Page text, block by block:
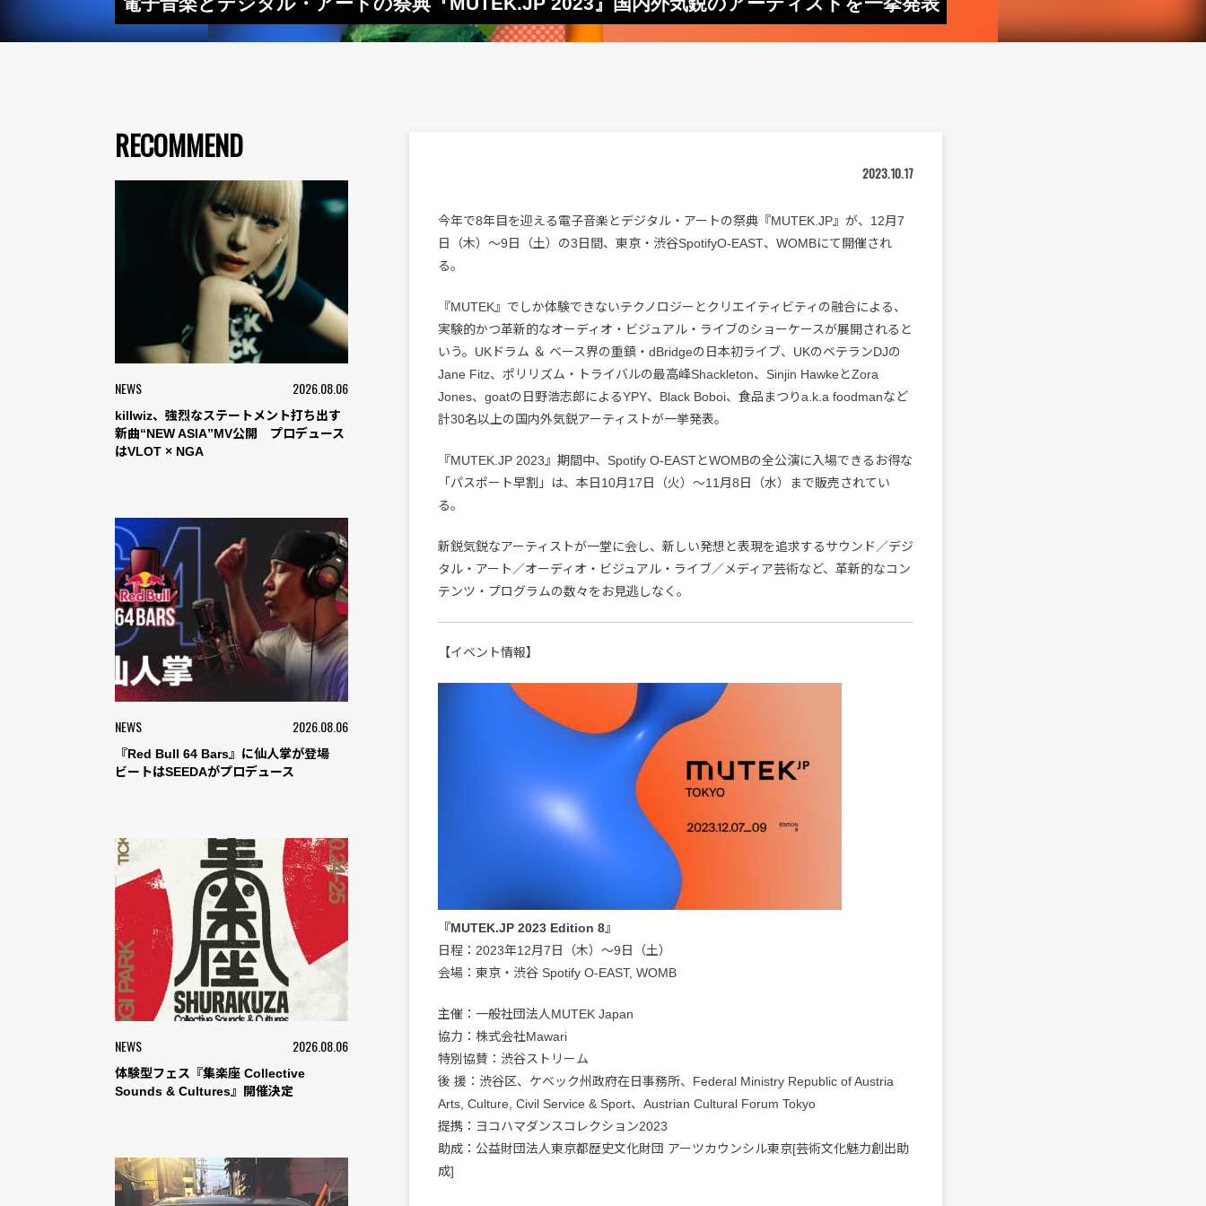
RECOMMEND
NEWS 2026.08.06
killwiz、強烈なステートメント打ち出す
新曲“NEW ASIA”MV公開 プロデュース
はVLOT × NGA
NEWS 2026.08.06
『Red Bull 64 Bars』に仙人掌が登場
ビートはSEEDAがプロデュース
NEWS 2026.08.06
体験型フェス『集楽座 Collective
Sounds & Cultures』開催決定
2023.10.17
今年で8年目を迎える電子音楽とデジタル・アートの祭典『MUTEK.JP』が、12月7
日（木）～9日（土）の3日間、東京・渋谷SpotifyO-EAST、WOMBにて開催され
る。
『MUTEK』でしか体験できないテクノロジーとクリエイティビティの融合による、
実験的かつ革新的なオーディオ・ビジュアル・ライブのショーケースが展開されると
いう。UKドラム ＆ ベース界の重鎮・dBridgeの日本初ライブ、UKのベテランDJの
Jane Fitz、ポリリズム・トライバルの最高峰Shackleton、Sinjin HawkeとZora
Jones、goatの日野浩志郎によるYPY、Black Boboi、食品まつりa.k.a foodmanなど
計30名以上の国内外気鋭アーティストが一挙発表。
『MUTEK.JP 2023』期間中、Spotify O-EASTとWOMBの全公演に入場できるお得な
「パスポート早割」は、本日10月17日（火）～11月8日（水）まで販売されてい
る。
新鋭気鋭なアーティストが一堂に会し、新しい発想と表現を追求するサウンド／デジ
タル・アート／オーディオ・ビジュアル・ライブ／メディア芸術など、革新的なコン
テンツ・プログラムの数々をお見逃しなく。
【イベント情報】
『MUTEK.JP 2023 Edition 8』
日程：2023年12月7日（木）～9日（土）
会場：東京・渋谷 Spotify O-EAST, WOMB
主催：一般社団法人MUTEK Japan
協力：株式会社Mawari
特別協賛：渋谷ストリーム
後 援：渋谷区、ケベック州政府在日事務所、Federal Ministry Republic of Austria
Arts, Culture, Civil Service & Sport、Austrian Cultural Forum Tokyo
提携：ヨコハマダンスコレクション2023
助成：公益財団法人東京都歴史文化財団 アーツカウンシル東京[芸術文化魅力創出助
成]